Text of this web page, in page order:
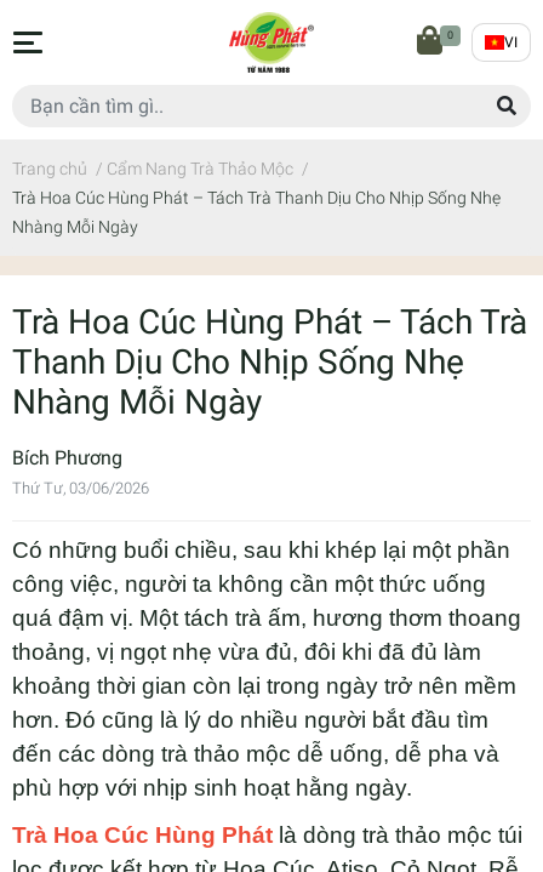
0 VI
Trang chủ / Cẩm Nang Trà Thảo Mộc /
Trà Hoa Cúc Hùng Phát – Tách Trà Thanh Dịu Cho Nhịp Sống Nhẹ
Nhàng Mỗi Ngày
Trà Hoa Cúc Hùng Phát – Tách Trà
Thanh Dịu Cho Nhịp Sống Nhẹ
Nhàng Mỗi Ngày
Bích Phương
Thứ Tư, 03/06/2026
Có những buổi chiều, sau khi khép lại một phần
công việc, người ta không cần một thức uống
quá đậm vị. Một tách trà ấm, hương thơm thoang
thoảng, vị ngọt nhẹ vừa đủ, đôi khi đã đủ làm
khoảng thời gian còn lại trong ngày trở nên mềm
hơn. Đó cũng là lý do nhiều người bắt đầu tìm
đến các dòng trà thảo mộc dễ uống, dễ pha và
phù hợp với nhịp sinh hoạt hằng ngày.
Trà Hoa Cúc Hùng Phát là dòng trà thảo mộc túi